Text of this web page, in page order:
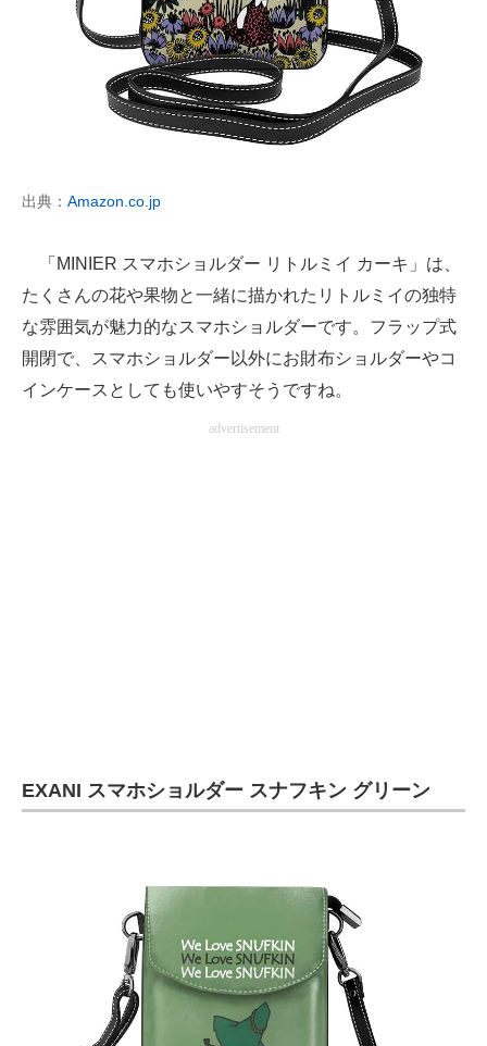
出典： Amazon.co.jp
「MINIER スマホショルダー リトルミイ カーキ」は、
たくさんの花や果物と一緒に描かれたリトルミイの独特
な雰囲気が魅力的なスマホショルダーです。フラップ式
開閉で、スマホショルダー以外にお財布ショルダーやコ
インケースとしても使いやすそうですね。
advertisement
EXANI スマホショルダー スナフキン グリーン